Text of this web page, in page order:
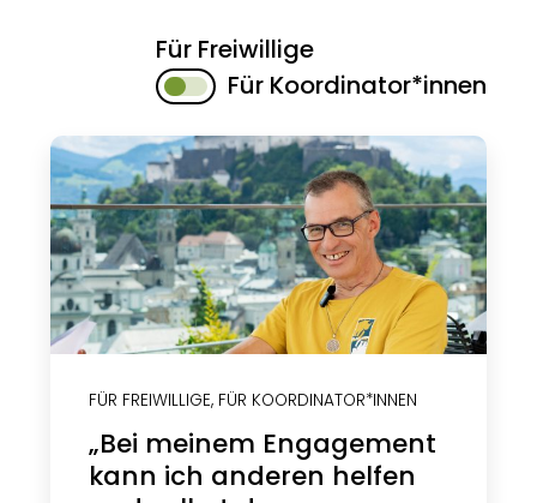
Für Freiwillige
Für Koordinator*innen
FÜR FREIWILLIGE, FÜR KOORDINATOR*INNEN
„Bei meinem Engagement
kann ich anderen helfen